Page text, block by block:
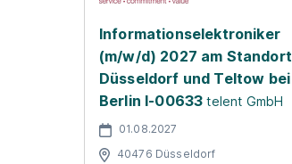
Informationselektroniker
(m/w/d) 2027 am Standort
Düsseldorf und Teltow bei
Berlin I-00633 telent GmbH
01.08.2027
40476 Düsseldorf